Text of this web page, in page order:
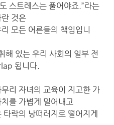
스트레스는 풀어야죠.”라는
것은
모든 어른들의 책임입니
해 있는 우리 사회의 일부 전
됩니다.
리 자녀의 교육이 지고한 가
를 가볍게 밀어내고
락의 낭떠러지로 떨어지게